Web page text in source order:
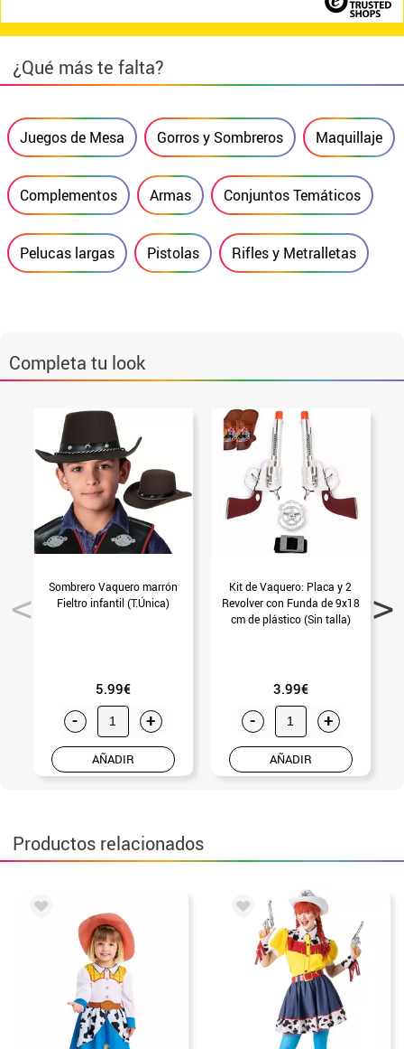
¿Qué más te falta?
Juegos de Mesa Gorros y Sombreros Maquillaje
Complementos Armas Conjuntos Temáticos
Pelucas largas Pistolas Rifles y Metralletas
Completa tu look
Sombrero Vaquero marrón
Fieltro infantil (T.Única)
5.99€
- +
AÑADIR
Kit de Vaquero: Placa y 2
Revolver con Funda de 9x18
cm de plástico (Sin talla)
3.99€
- +
AÑADIR
Productos relacionados